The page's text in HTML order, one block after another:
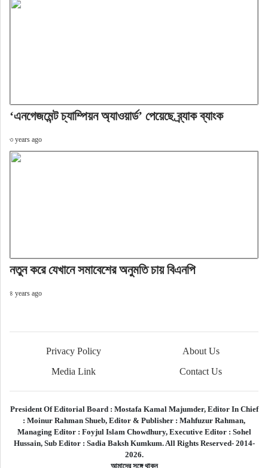
‘এনগেজমেন্ট চ্যাম্পিয়ন অ্যাওয়ার্ড’ পেয়েছে ব্র্যাক ব্যাংক
৩ years ago
নতুন করে যেখানে সমাবেশের অনুমতি চায় বিএনপি
৪ years ago
Privacy Policy
About Us
Media Link
Contact Us
President Of Editorial Board : Mostafa Kamal Majumder, Editor In Chief
: Moinur Rahman Shueb, Editor & Publisher : Mahfuzur Rahman,
Managing Editor : Foyjul Islam Chowdhury, Executive Editor : Sohel
Hussain, Sub Editor : Sadia Baksh Kumkum. All Rights Reserved- 2014-
2026.
আমাদের সঙ্গে থাকুন